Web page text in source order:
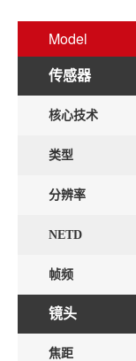
Model
传感器
核心技术
类型
分辨率
NETD
帧频
镜头
焦距